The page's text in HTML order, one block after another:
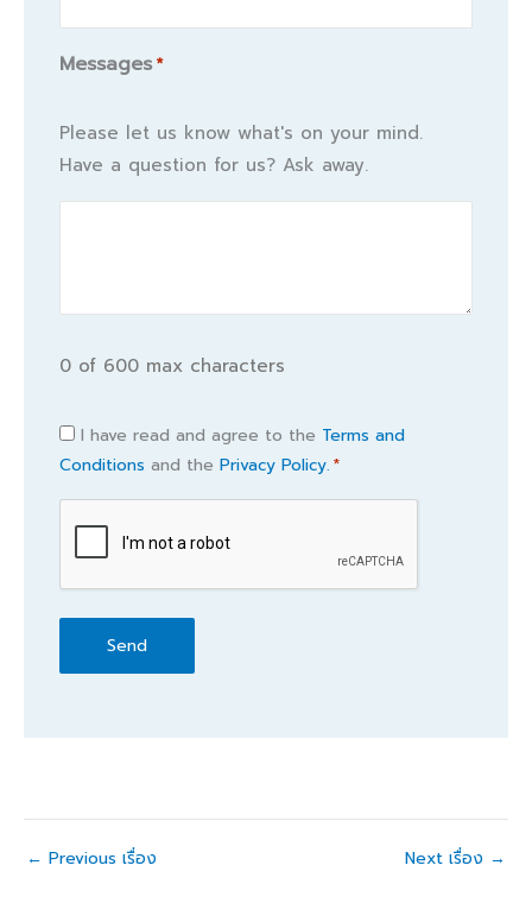
Messages *
Please let us know what's on your mind.
Have a question for us? Ask away.
0 of 600 max characters
Consent
*
I have read and agree to the Terms and
Conditions and the Privacy Policy. *
← Previous เรื่อง Next เรื่อง →